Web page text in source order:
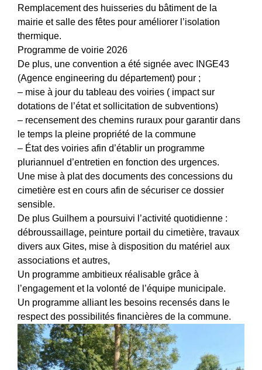
Remplacement des huisseries du bâtiment de la
mairie et salle des fêtes pour améliorer l’isolation
thermique.
Programme de voirie 2026
De plus, une convention a été signée avec INGE43
(Agence engineering du département) pour ;
– mise à jour du tableau des voiries ( impact sur
dotations de l’état et sollicitation de subventions)
– recensement des chemins ruraux pour garantir dans
le temps la pleine propriété de la commune
– État des voiries afin d’établir un programme
pluriannuel d’entretien en fonction des urgences.
Une mise à plat des documents des concessions du
cimetière est en cours afin de sécuriser ce dossier
sensible.
De plus Guilhem a poursuivi l’activité quotidienne :
débroussaillage, peinture portail du cimetière, travaux
divers aux Gites, mise à disposition du matériel aux
associations et autres,
Un programme ambitieux réalisable grâce à
l’engagement et la volonté de l’équipe municipale.
Un programme alliant les besoins recensés dans le
respect des possibilités financières de la commune.